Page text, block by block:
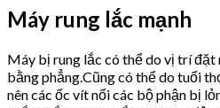
Máy rung lắc mạnh
Máy bị rung lắc có thể do vị trí đặt
bằng phẳng.Cũng có thể do tuổi
nên các ốc vít nối các bộ phận bị